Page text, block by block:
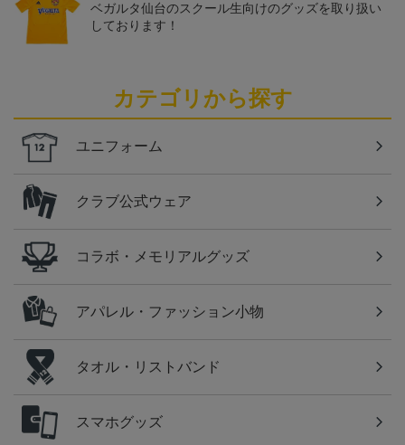
ベガルタ仙台のスクール生向けのグッズを取り扱い
しております！
カテゴリから探す
ユニフォーム
クラブ公式ウェア
コラボ・メモリアルグッズ
アパレル・ファッション小物
タオル・リストバンド
スマホグッズ